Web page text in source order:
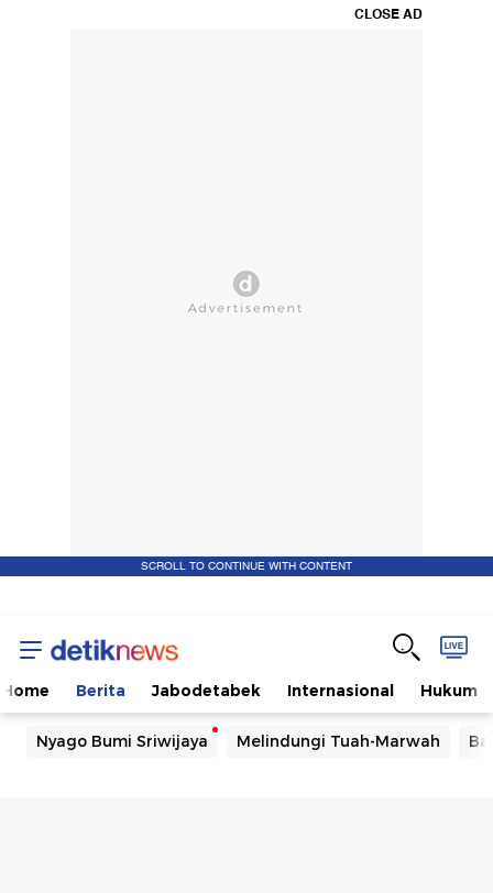
CLOSE AD
SCROLL TO CONTINUE WITH CONTENT
Home Berita Jabodetabek Internasional Hukum
Nyago Bumi Sriwijaya Melindungi Tuah-Marwah